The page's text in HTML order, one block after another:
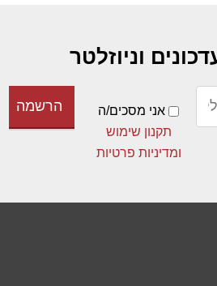
וניוזלטר
אני מסכים/ה
תקנון שימוש
ומדיניות פרטיות